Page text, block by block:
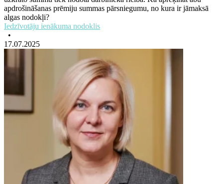
apdrošināšanas prēmiju summas pārsniegumu, no kura ir jāmaksā
algas nodokļi?
Iedzīvotāju ienākuma nodoklis
•
17.07.2025